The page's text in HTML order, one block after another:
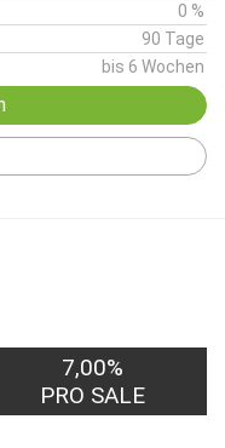
0 %
90 Tage
bis 6 Wochen
7,00%
PRO SALE